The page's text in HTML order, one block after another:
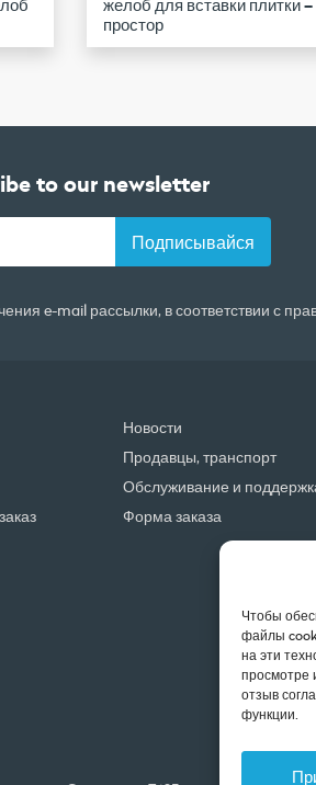
Чтобы
файлы
на эти
просмотре
отзыв
функции.
простор
to our newsletter
e-mail рассылки, в соответствии с
Новости
Продавцы, транспорт
Обслуживание и
Форма заказа